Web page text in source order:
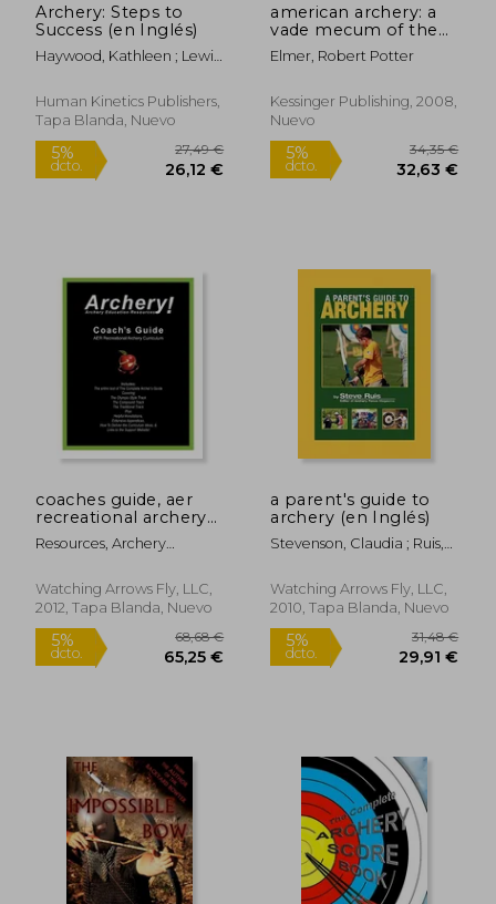
Archery: Steps to
Success (en Inglés)
Haywood, Kathleen ; Lewis,
Human Kinetics Publishers,
Tapa Blanda, Nuevo
american archery: a
vade mecum of the
art of shooting with
the long bow (1917)
Elmer, Robert Potter
Kessinger Publishing, 2008,
Nuevo
5%
dcto.
coaches guide, aer
recreational archery
curriculum (en Inglés)
Resources, Archery
Watching Arrows Fly, LLC,
2012, Tapa Blanda, Nuevo
a parent's guide to
archery (en Inglés)
Stevenson, Claudia ; Ruis,
Watching Arrows Fly, LLC,
2010, Tapa Blanda, Nuevo